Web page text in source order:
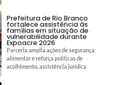
Prefeitura de Rio Branco
fortalece assistência às
famílias em situação de
vulnerabilidade durante
Expoacre 2026
Parceria amplia ações de segurança
alimentar e reforça políticas de
acolhimento, assistência jurídica